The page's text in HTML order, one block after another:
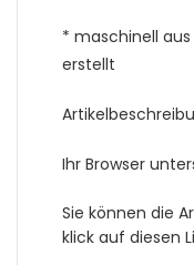
* maschinell
erstellt
Ihr Browser
Sie können die
klick auf diesen